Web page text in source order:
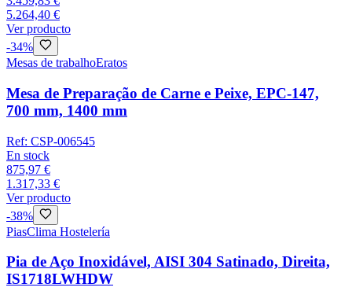
5.264,40 €
Ver producto
-34%
Mesas de trabalhoEratos
Mesa de Preparação de Carne e Peixe, EPC-147,
700 mm, 1400 mm
Ref: CSP-006545
En stock
875,97 €
1.317,33 €
Ver producto
-38%
PiasClima Hostelería
Pia de Aço Inoxidável, AISI 304 Satinado, Direita,
IS1718LWHDW